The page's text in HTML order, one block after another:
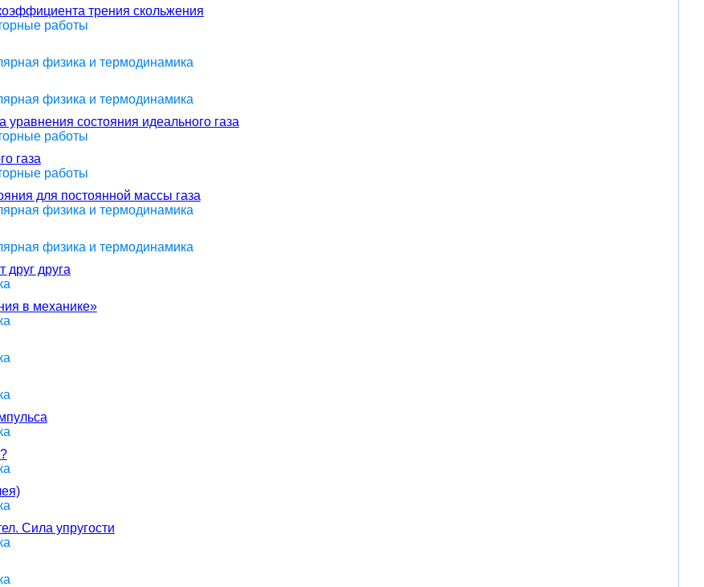
трения скольжения
работы
физика и термодинамика
физика и термодинамика
состояния идеального газа
работы
газа
работы
для постоянной массы газа
физика и термодинамика
физика и термодинамика
друга
в механике»
Сила упругости